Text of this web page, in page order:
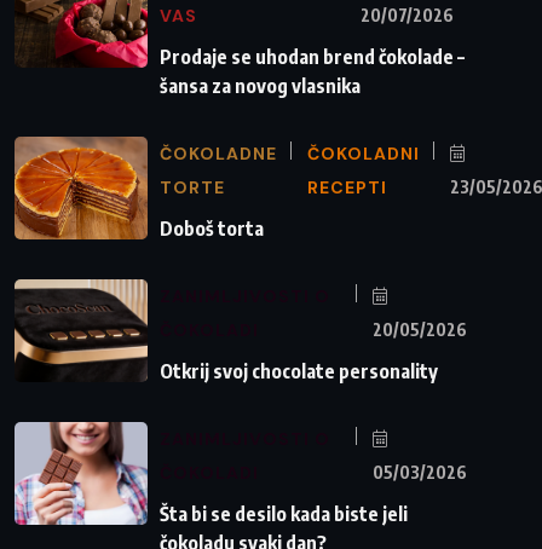
VAS
20/07/2026
Prodaje se uhodan brend čokolade –
šansa za novog vlasnika
ČOKOLADNE
TORTE
ČOKOLADNI
RECEPTI
23/05/2026
Doboš torta
20/05/2026
Otkrij svoj chocolate personality
05/03/2026
Šta bi se desilo kada biste jeli
čokoladu svaki dan?